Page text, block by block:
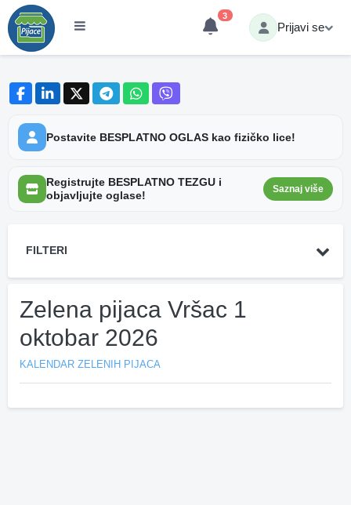
3
Prijavi se
Postavite BESPLATNO OGLAS kao fizičko lice!
Registrujte BESPLATNO TEZGU i
objavljujte oglase!
Saznaj više
FILTERI
Zelena pijaca Vršac 1
oktobar 2026
KALENDAR ZELENIH PIJACA